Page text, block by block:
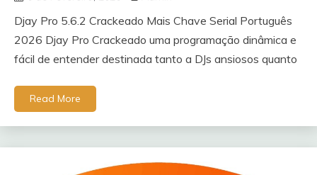
Djay Pro 5.6.2 Crackeado Mais Chave Serial Português
2026 Djay Pro Crackeado uma programação dinâmica e
fácil de entender destinada tanto a DJs ansiosos quanto
Read More